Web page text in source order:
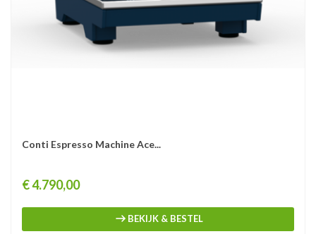
Conti Espresso Machine Ace...
Prijs
€ 4.790,00
BEKIJK & BESTEL